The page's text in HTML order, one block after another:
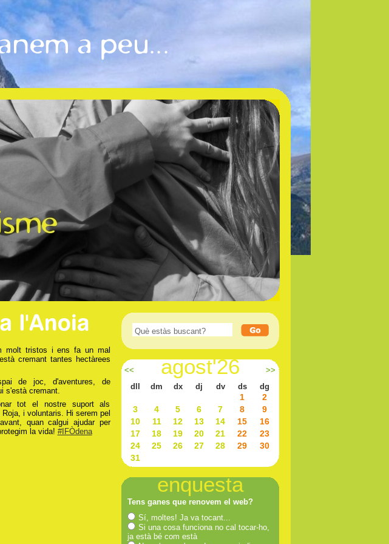
molt tristos i ens fa un mal
cremant tantes hectàrees
de joc, d'aventures, de
s'està cremant.
tot el nostre suport als
i voluntaris. Hi serem pel
quan calgui ajudar per
la vida! #IFÒdena
<< agost'26
>>
dll
dm dx dj dv ds dg
1
2
3
4 5 6 7 8
9
10
11 12 13 14 15
16
17
18 19 20 21 22
23
24
25 26 27 28 29
30
31
enquesta
Tens ganes que renovem el web?
Sí, moltes! Ja va tocant...
Si una cosa funciona no cal tocar-ho,
ja està bé com està